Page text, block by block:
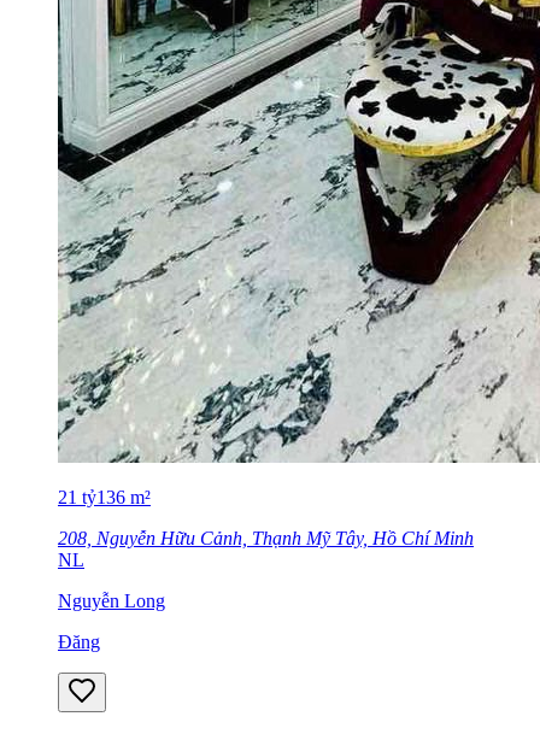
21 tỷ136 m²
208, Nguyễn Hữu Cảnh, Thạnh Mỹ Tây, Hồ Chí Minh
NL
Nguyễn Long
Đăng